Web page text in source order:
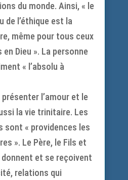
du monde. Ainsi, « le
de l’éthique est la
même pour tous ceux
Dieu ». La personne
« l’absolu à
l’amour et le
la vie trinitaire. Les
sont « providences les
». Le Père, le Fils et
donnent et se reçoivent
relations qui